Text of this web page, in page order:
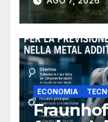
Florida
ECONOMIA